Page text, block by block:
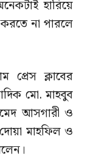
হারিয়ে
না পারলে
প্রেস ক্লাবের
মো. মাহবুব
আসগারী ও
মাহফিল ও